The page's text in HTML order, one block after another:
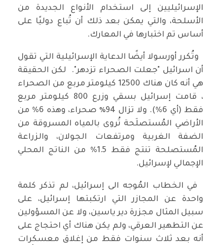
الإسرائيليين إلى استخدام الأنواع الجديدة من
الأسلحة، والتي يمكن بعد ذلك أن تُباع دوليًا على
أساس تم اختبارها في المعارك.
وتُكرر أورسولا أيضًا الدعاية الإسرائيلية التي تقول
أن اسرائيل "جعلت الصحراء تزدهر". لكن الحقيقة
هي أنه كان هناك 12500 كيلومتر مربع من الصحراء
، قامت إسرائيل بسقي وزرع 800 كيلومتر مربع
فقط (أي 6%). ولا تزال 94٪ صحراء، وهذه 6% من
الأراضي المُستصلَحة تُروى بالمياه المسروقة من
الضفة الغربية ومرتفعات الجولان، والزراعة
المُستصلحة تنتج فقط 1.5% من الناتج المحلي
الإجمالي لإسرائيل.
في الخطاب المُوجه الى إسرائيل، لم تذكر كلمة
واحدة عن المجازر التي ارتكبتها إسرائيل، على
سبيل المثال مجزرة دير ياسين، ولا عن المسؤولين
عن التطهير العرقي، ولم يكن هناك أي احتجاج على
أنه بعد ثلاث سنوات فقط من إغلاق معسكرات